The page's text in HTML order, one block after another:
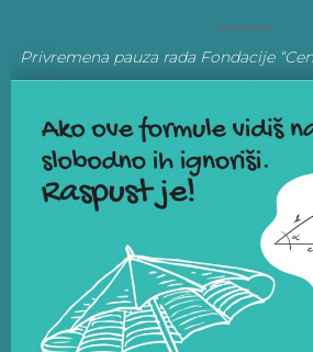
Privremena pauza rada Fondacije